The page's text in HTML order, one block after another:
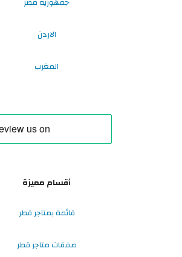
الاردن
المغرب
أقسام مميزة
قائمة بمتاجر قطر
صفقات متاجر قطر